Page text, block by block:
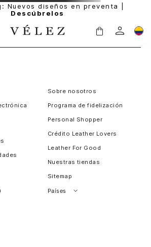
Nuevos diseños en preventa |
Descúbrelos
Sobre nosotros
Programa de fidelización
Personal Shopper
Crédito Leather Lovers
Leather For Good
Nuestras tiendas
Sitemap
Países